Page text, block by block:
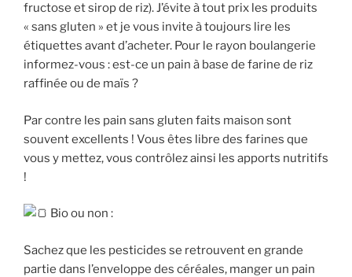
fructose et sirop de riz). J’évite à tout prix les produits
« sans gluten » et je vous invite à toujours lire les
étiquettes avant d’acheter. Pour le rayon boulangerie
informez-vous : est-ce un pain à base de farine de riz
raffinée ou de maïs ?
Par contre les pain sans gluten faits maison sont
souvent excellents ! Vous êtes libre des farines que
vous y mettez, vous contrôlez ainsi les apports nutritifs
!
Bio ou non :
Sachez que les pesticides se retrouvent en grande
partie dans l’enveloppe des céréales, manger un pain